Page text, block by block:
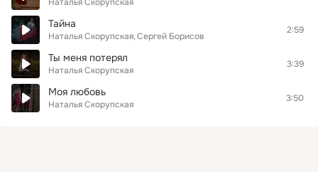
Тайна
Наталья Скорупская Сергей Борисов
2:59
Ты меня потерял
Наталья Скорупская
3:39
Моя любовь
Наталья Скорупская
3:50